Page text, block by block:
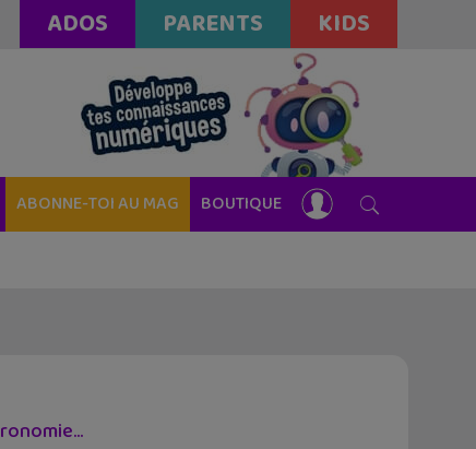
ADOS PARENTS KIDS
ABONNE-TOI AU MAG BOUTIQUE